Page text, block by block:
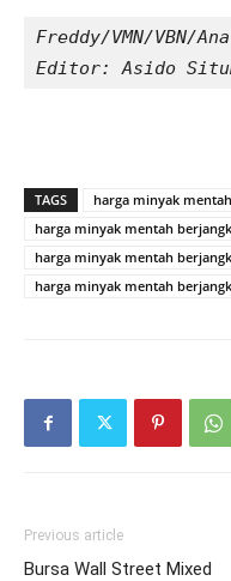
Freddy/VMN/VBN/
Editor: Asido
TAGS
harga minyak
harga minyak mentah
harga minyak mentah
harga minyak mentah
Previous article
Bursa Wall Street Mixed